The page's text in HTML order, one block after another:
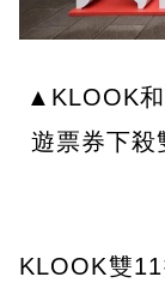
▲KLOOK
遊票券下殺
KLOOK雙